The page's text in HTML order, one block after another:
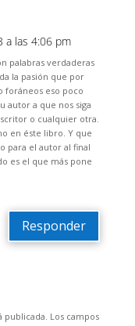
a las 4:06 pm
palabras verdaderas
la pasión que por
foráneos eso poco
autor a que nos siga
o cualquier otra.
en éste libro. Y que
para el autor al final
es el que más pone
Responder
publicada. Los campos